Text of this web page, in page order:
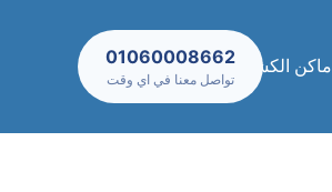
اماكن الكشف والعيادات
01060008662
تواصل معنا في اي وقت